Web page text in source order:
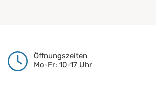
Öffnungszeiten
Mo-Fr: 10-17 Uhr